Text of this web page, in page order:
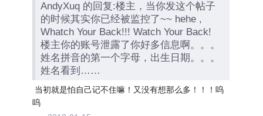
AndyXuq 的回复:楼主，当你发这个帖子
的时候其实你已经被监控了~~ hehe ,
Whatch Your Back!!! Watch Your Back!
楼主你的账号泄露了你好多信息啊。。。
姓名拼音的第一个字母，出生日期。。。
姓名看到……
当初就是怕自己记不住嘛！又没有想那么多！！！呜
呜